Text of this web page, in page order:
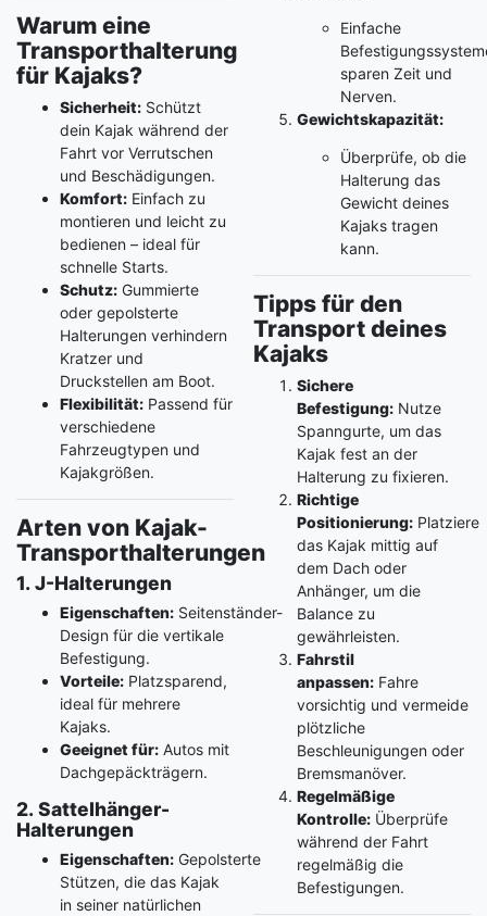
Warum eine
Transporthalterung
für Kajaks?
Sicherheit: Schützt
dein Kajak während der
Fahrt vor Verrutschen
und Beschädigungen.
Komfort: Einfach zu
montieren und leicht zu
bedienen – ideal für
schnelle Starts.
Schutz: Gummierte
oder gepolsterte
Halterungen verhindern
Kratzer und
Druckstellen am Boot.
Flexibilität: Passend für
verschiedene
Fahrzeugtypen und
Kajakgrößen.
Arten von Kajak-
Transporthalterungen
1. J-Halterungen
Eigenschaften: Seitenständer-
Design für die vertikale
Befestigung.
Vorteile: Platzsparend,
ideal für mehrere
Kajaks.
Geeignet für: Autos mit
Dachgepäckträgern.
2. Sattelhänger-
Halterungen
Eigenschaften: Gepolsterte
Stützen, die das Kajak
in seiner natürlichen
Einfache
sparen Zeit und
Nerven.
Gewichtskapazität:
Überprüfe, ob die
Halterung das
Gewicht deines
Kajaks tragen
kann.
Tipps für den
Transport deines
Kajaks
Sichere
Befestigung:Nutze
Spanngurte, um das
Kajak fest an der
Halterung zu fixieren.
Richtige
Positionierung:Platziere
das Kajak mittig auf
dem Dach oder
Anhänger, um die
Balance zu
gewährleisten.
Fahrstil
anpassen:Fahre
vorsichtig und vermeide
plötzliche
Beschleunigungen oder
Bremsmanöver.
Regelmäßige
Kontrolle:Überprüfe
während der Fahrt
regelmäßig die
Befestigungen.